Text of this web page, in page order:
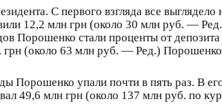
С первого взгляда все
12,2 млн грн (около 30 млн руб. —
Порошенко стали проценты от
(около 63 млн руб. — Ред.)
упали почти в пять раз. В его
49,6 млн грн (около 137 млн руб. по